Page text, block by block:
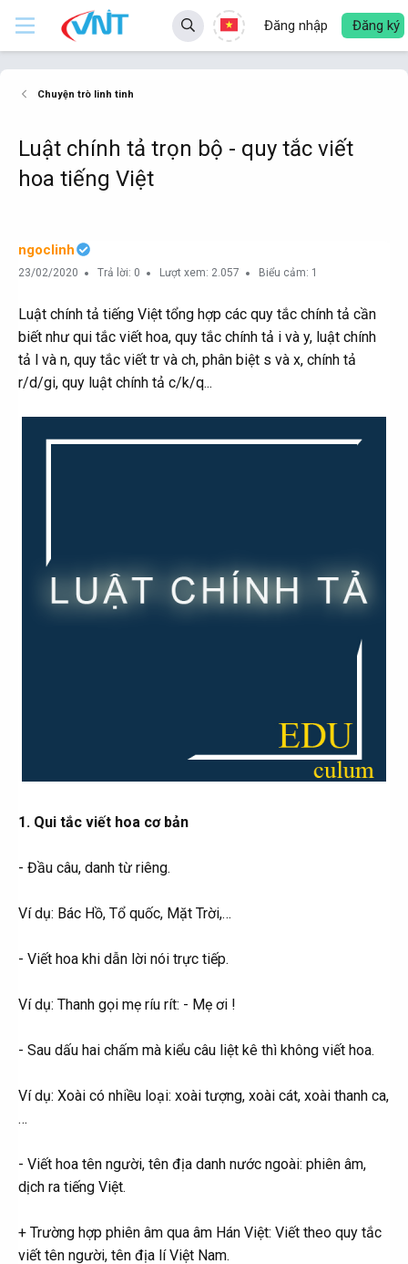
Đăng nhập Đăng ký
Chuyện trò linh tinh
Luật chính tả trọn bộ - quy tắc viết
hoa tiếng Việt
ngoclinh
23/02/2020 Trả lời: 0 Lượt xem: 2.057 Biểu cảm: 1
Luật chính tả tiếng Việt tổng hợp các quy tắc chính tả cần
biết như qui tắc viết hoa, quy tắc chính tả i và y, luật chính
tả l và n, quy tắc viết tr và ch, phân biệt s và x, chính tả
r/d/gi, quy luật chính tả c/k/q...
1. Qui tắc viết hoa cơ bản
- Đầu câu, danh từ riêng.
Ví dụ: Bác Hồ, Tổ quốc, Mặt Trời,…
- Viết hoa khi dẫn lời nói trực tiếp.
Ví dụ: Thanh gọi mẹ ríu rít: - Mẹ ơi !
- Sau dấu hai chấm mà kiểu câu liệt kê thì không viết hoa.
Ví dụ: Xoài có nhiều loại: xoài tượng, xoài cát, xoài thanh ca,
…
- Viết hoa tên người, tên địa danh nước ngoài: phiên âm,
dịch ra tiếng Việt.
+ Trường hợp phiên âm qua âm Hán Việt: Viết theo quy tắc
viết tên người, tên địa lí Việt Nam.